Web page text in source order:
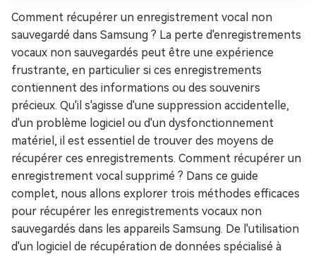
Comment récupérer un enregistrement vocal non
sauvegardé dans Samsung ? La perte d'enregistrements
vocaux non sauvegardés peut être une expérience
frustrante, en particulier si ces enregistrements
contiennent des informations ou des souvenirs
précieux. Qu'il s'agisse d'une suppression accidentelle,
d'un problème logiciel ou d'un dysfonctionnement
matériel, il est essentiel de trouver des moyens de
récupérer ces enregistrements. Comment récupérer un
enregistrement vocal supprimé ? Dans ce guide
complet, nous allons explorer trois méthodes efficaces
pour récupérer les enregistrements vocaux non
sauvegardés dans les appareils Samsung. De l'utilisation
d'un logiciel de récupération de données spécialisé à